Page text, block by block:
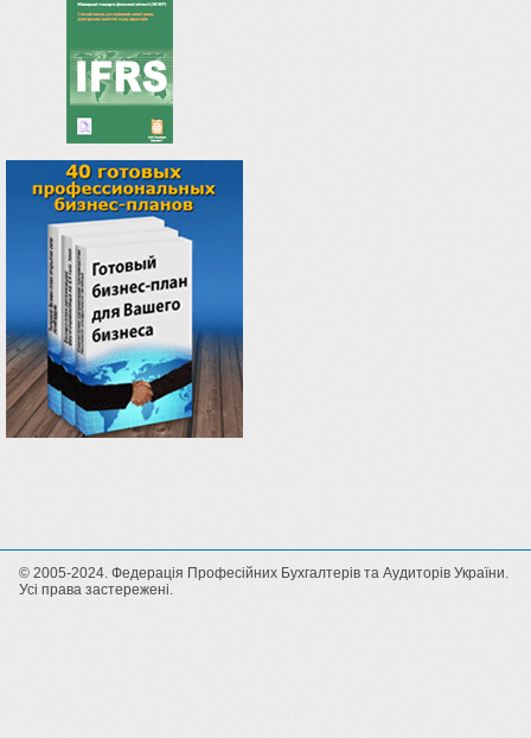
© 2005-2024. Федерація Професійних Бухгалтерів та Аудиторів України.
Усі права застережені.